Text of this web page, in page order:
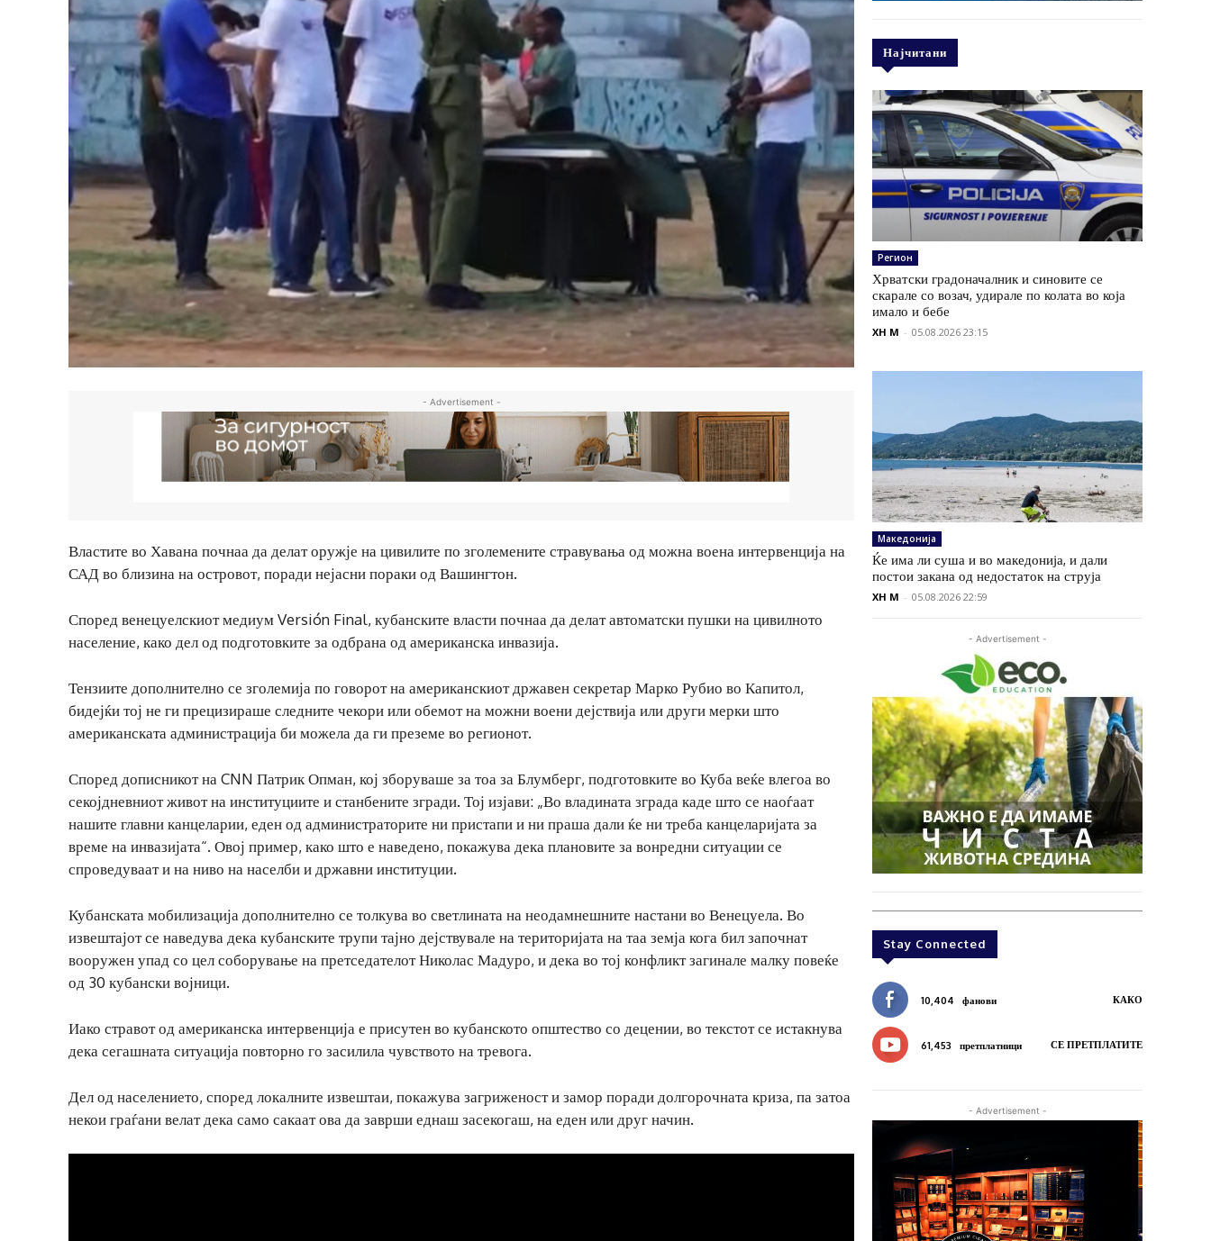
- Advertisement -
Властите во Хавана почнаа да делат оружје на цивилите по зголемените стравувања од можна воена интервенција на
САД во близина на островот, поради нејасни пораки од Вашингтон.
Според венецуелскиот медиум Versión Final, кубанските власти почнаа да делат автоматски пушки на цивилното
население, како дел од подготовките за одбрана од американска инвазија.
Тензиите дополнително се зголемија по говорот на американскиот државен секретар Марко Рубио во Капитол,
бидејќи тој не ги прецизираше следните чекори или обемот на можни воени дејствија или други мерки што
американската администрација би можела да ги преземе во регионот.
Според дописникот на CNN Патрик Опман, кој зборуваше за тоа за Блумберг, подготовките во Куба веќе влегоа во
секојдневниот живот на институциите и станбените згради. Тој изјави: „Во владината зграда каде што се наоѓаат
нашите главни канцеларии, еден од администраторите ни пристапи и ни праша дали ќе ни треба канцеларијата за
време на инвазијата“. Овој пример, како што е наведено, покажува дека плановите за вонредни ситуации се
спроведуваат и на ниво на населби и државни институции.
Кубанската мобилизација дополнително се толкува во светлината на неодамнешните настани во Венецуела. Во
извештајот се наведува дека кубанските трупи тајно дејствувале на територијата на таа земја кога бил започнат
вооружен упад со цел соборување на претседателот Николас Мадуро, и дека во тој конфликт загинале малку повеќе
од 30 кубански војници.
Иако стравот од американска интервенција е присутен во кубанското општество со децении, во текстот се истакнува
дека сегашната ситуација повторно го засилила чувството на тревога.
Дел од населението, според локалните извештаи, покажува загриженост и замор поради долгорочната криза, па затоа
некои граѓани велат дека само сакаат ова да заврши еднаш засекогаш, на еден или друг начин.
Најчитани
Регион
Хрватски градоначалник и синовите се
скарале со возач, удирале по колата во која
имало и бебе
XH M - 05.08.2026 23:15
Македонија
Ќе има ли суша и во македонија, и дали
постои закана од недостаток на струја
XH M - 05.08.2026 22:59
- Advertisement -
Stay Connected
10,404 фанови КАКО
61,453 претплатници СЕ ПРЕТПЛАТИТЕ
- Advertisement -